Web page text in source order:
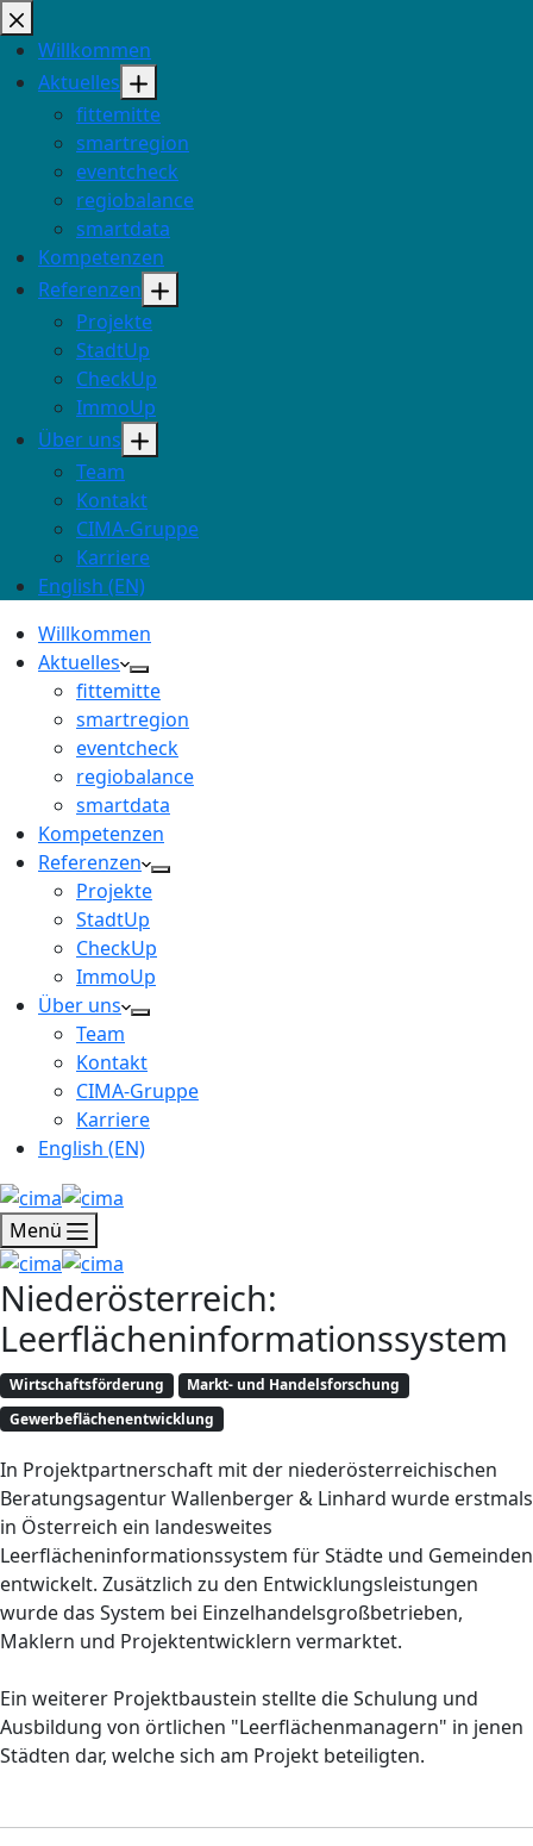
Zum
Inhalt
springen
Willkommen
Aktuelles
fittemitte
smartregion
eventcheck
regiobalance
smartdata
Kompetenzen
Referenzen
Projekte
StadtUp
CheckUp
ImmoUp
Über uns
Team
Kontakt
CIMA-Gruppe
Karriere
English (EN)
Willkommen
Aktuelles
fittemitte
smartregion
eventcheck
regiobalance
smartdata
Kompetenzen
Referenzen
Projekte
StadtUp
CheckUp
ImmoUp
Über uns
Team
Kontakt
CIMA-Gruppe
Karriere
English (EN)
Menü
Niederösterreich:
Leerflächeninformationssystem
Wirtschaftsförderung
Markt- und Handelsforschung
Gewerbeflächenentwicklung
In Projektpartnerschaft mit der niederösterreichischen
Beratungsagentur Wallenberger & Linhard wurde erstmals
in Österreich ein landesweites
Leerflächeninformationssystem für Städte und Gemeinden
entwickelt. Zusätzlich zu den Entwicklungsleistungen
wurde das System bei Einzelhandelsgroßbetrieben,
Maklern und Projektentwicklern vermarktet.
Ein weiterer Projektbaustein stellte die Schulung und
Ausbildung von örtlichen "Leerflächenmanagern" in jenen
Städten dar, welche sich am Projekt beteiligten.